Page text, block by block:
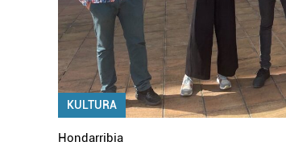
KULTURA
Hondarribia